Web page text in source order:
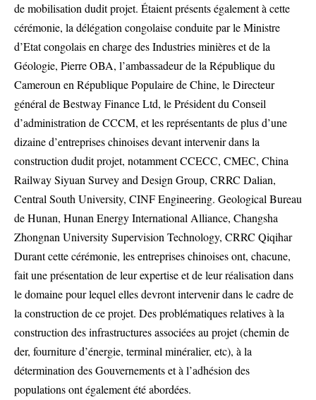
de mobilisation dudit projet. Étaient présents également à cette
cérémonie, la délégation congolaise conduite par le Ministre
d’Etat congolais en charge des Industries minières et de la
Géologie, Pierre OBA, l’ambassadeur de la République du
Cameroun en République Populaire de Chine, le Directeur
général de Bestway Finance Ltd, le Président du Conseil
d’administration de CCCM, et les représentants de plus d’une
dizaine d’entreprises chinoises devant intervenir dans la
construction dudit projet, notamment CCECC, CMEC, China
Railway Siyuan Survey and Design Group, CRRC Dalian,
Central South University, CINF Engineering. Geological Bureau
de Hunan, Hunan Energy International Alliance, Changsha
Zhongnan University Supervision Technology, CRRC Qiqihar
Durant cette cérémonie, les entreprises chinoises ont, chacune,
fait une présentation de leur expertise et de leur réalisation dans
le domaine pour lequel elles devront intervenir dans le cadre de
la construction de ce projet. Des problématiques relatives à la
construction des infrastructures associées au projet (chemin de
der, fourniture d’énergie, terminal minéralier, etc), à la
détermination des Gouvernements et à l’adhésion des
populations ont également été abordées.